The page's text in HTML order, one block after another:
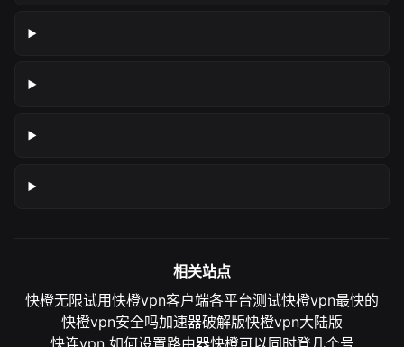
相关站点
快橙无限试用快橙vpn客户端各平台测试快橙vpn最快的
快橙vpn安全吗加速器破解版快橙vpn大陆版
快连vpn 如何设置路由器快橙可以同时登几个号